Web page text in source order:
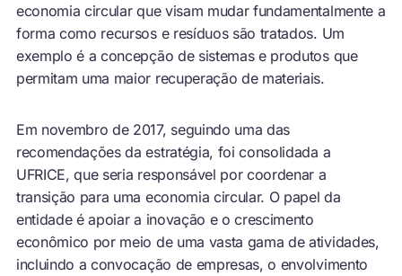
economia circular que visam mudar fundamentalmente a
forma como recursos e resíduos são tratados. Um
exemplo é a concepção de sistemas e produtos que
permitam uma maior recuperação de materiais.
Em novembro de 2017, seguindo uma das
recomendações da estratégia, foi consolidada a
UFRICE, que seria responsável por coordenar a
transição para uma economia circular. O papel da
entidade é apoiar a inovação e o crescimento
econômico por meio de uma vasta gama de atividades,
incluindo a convocação de empresas, o envolvimento